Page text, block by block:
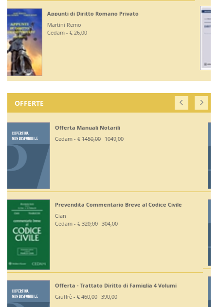
Diritto Costituzionale
Mezzetti Luca
Giuffrè - € 46,00
2026 - Esame Avv
Giuffrè - €375,00 330,00
Giuffrè - €195,00 185,20